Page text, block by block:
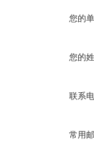
您的
您的
联系
常用